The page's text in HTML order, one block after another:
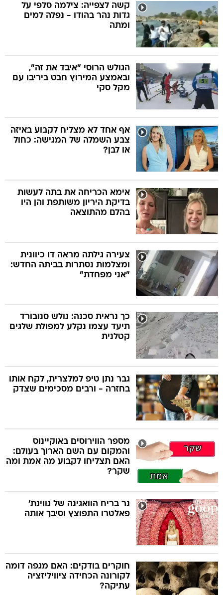
קשה לצפייה: צילמה סלפי על
גדות נהר בהודו - נפלה למים
ומתה
הגולש הרוסי "איבד את זה",
ובאמצע המירוץ חבט ביריבו עם
מקל סקי
אף אחד לא מצליח לקבוע באיזה
צבע השמלה של המגישה: כחול
או לבן?
אימא הכריחה את בתה לעשות
בדיקת היריון משותפת והן היו
בהלם מהתוצאה
צעירה גילתה מראה דו כיוונית
ומצלמות נסתרות בביתה החדש:
"אני מפחדת"
כך נראית סכנה: גולש סנובורד
תיעד עצמו נקלע למפולת שלגים
קטלנית
גבר נתן טיפ למלצרית, לקח אותו
בחזרה - ורבים מסכימים שצדק
מספר הווירוסים באוקיינוס
והמקום עם השם הארוך בעולם:
האם תצליחו לקבוע מה אמת ומה
שקר?
נר בריח הוואגינה של גווינת'
פאלטרו התפוצץ וסיבך אותה
חוקרים בודקים: האם מגפה דומה
לקורונה הכחידה ציוויליזציה
עתיקה?